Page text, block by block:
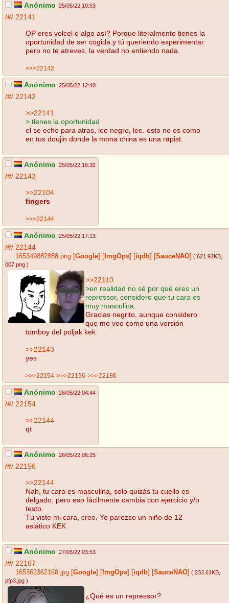
Anónimo 25/05/22 10:53
/#/ 22141
OP eres volcel o algo así? Porque literalmente tienes la
oportunidad de ser cogida y tú queriendo experimentar
pero no te atreves, la verdad no entiendo nada.
>>>22142
Anónimo 25/05/22 12:40
/#/ 22142
>>22141
> tienes la oportunidad
el se echo para atras, lee negro, lee. esto no es como
en tus doujin donde la mona china es una rapist.
Anónimo 25/05/22 16:32
/#/ 22143
>>22104
fingers
>>>22144
Anónimo 25/05/22 17:13
/#/ 22144
165349882888.png Google ImgOps iqdb SauceNAO ( 621.92KB
007.png )
>>22110
>en realidad no sé por qué eres un
repressor, considero que tu cara es
muy masculina.
Gracias negrito, aunque considero
que me veo como una versión
tomboy del poljak kek
>>22143
yes
>>>22154 >>>22156 >>>22186
Anónimo 26/05/22 04:44
/#/ 22154
>>22144
qt
Anónimo 26/05/22 06:25
/#/ 22156
>>22144
Nah, tu cara es masculina, solo quizás tu cuello es
delgado, pero eso fácilmente cambia con ejercicio y/o
testo.
Tú viste mi cara, creo. Yo parezco un niño de 12
asiático KEK
Anónimo 27/05/22 03:53
/#/ 22167
165362362168.jpg Google ImgOps iqdb SauceNAO ( 233.61KB
pfp3.jpg )
¿Qué es un repressor?